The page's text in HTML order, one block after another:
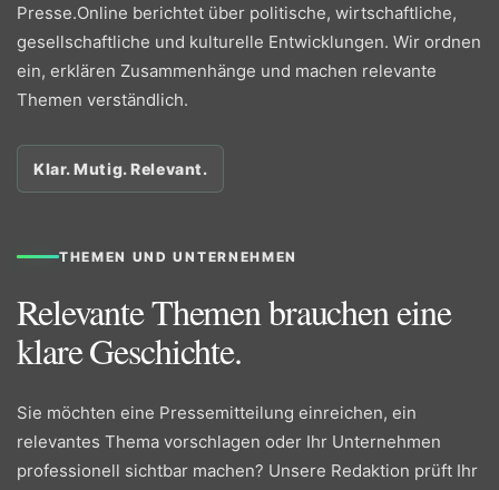
Presse.Online berichtet über politische, wirtschaftliche,
gesellschaftliche und kulturelle Entwicklungen. Wir ordnen
ein, erklären Zusammenhänge und machen relevante
Themen verständlich.
Klar. Mutig. Relevant.
THEMEN UND UNTERNEHMEN
Relevante Themen brauchen eine
klare Geschichte.
Sie möchten eine Pressemitteilung einreichen, ein
relevantes Thema vorschlagen oder Ihr Unternehmen
professionell sichtbar machen? Unsere Redaktion prüft Ihr